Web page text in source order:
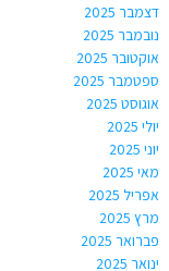
דצמבר 2025
נובמבר 2025
אוקטובר 2025
ספטמבר 2025
אוגוסט 2025
יולי 2025
יוני 2025
מאי 2025
אפריל 2025
מרץ 2025
פברואר 2025
ינואר 2025